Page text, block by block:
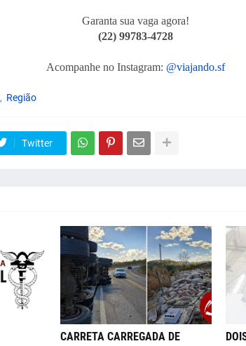
Garanta sua vaga agora!
(22) 99783-4728
Acompanhe no Instagram: @viajando.sf
Região
Twitter
CARRETA CARREGADA DE